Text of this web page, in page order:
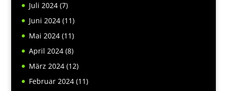
Juli 2024(7)
Juni 2024(11)
Mai 2024(11)
April 2024(8)
März 2024(12)
Februar 2024(11)